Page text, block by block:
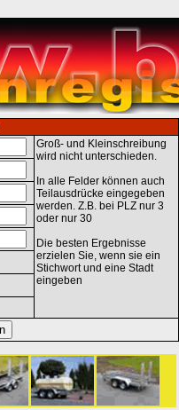
Groß- und Kleinschreibung
wird nicht unterschieden.
In alle Felder können auch
Teilausdrücke eingegeben
werden. Z.B. bei PLZ nur 3
oder nur 30
Die besten Ergebnisse
erzielen Sie, wenn sie ein
Stichwort und eine Stadt
eingeben